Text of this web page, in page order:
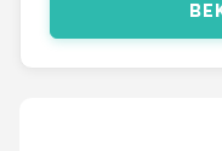
Mustang